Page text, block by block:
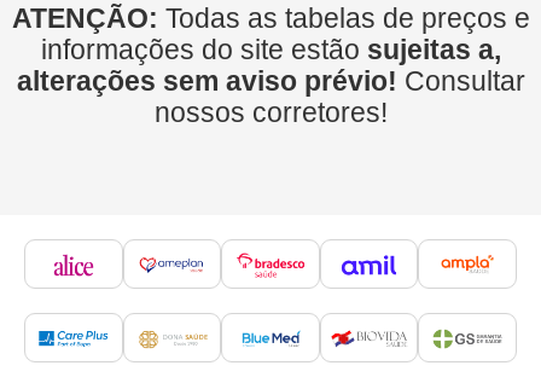
ATENÇÃO: Todas as tabelas de preços e
informações do site estão sujeitas a,
alterações sem aviso prévio! Consultar
nossos corretores!